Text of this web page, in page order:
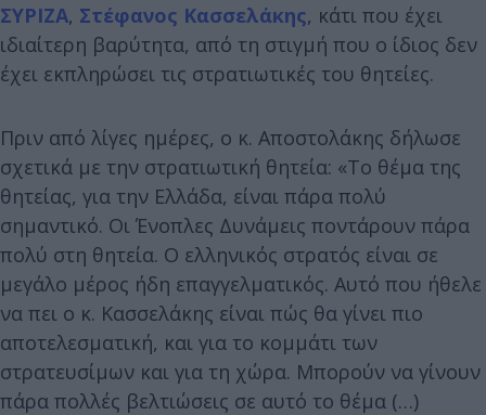
ΣΥΡΙΖΑ, Στέφανος Κασσελάκης, κάτι που έχει
ιδιαίτερη βαρύτητα, από τη στιγμή που ο ίδιος δεν
έχει εκπληρώσει τις στρατιωτικές του θητείες.
Πριν από λίγες ημέρες, ο κ. Αποστολάκης δήλωσε
σχετικά με την στρατιωτική θητεία: «Το θέμα της
θητείας, για την Ελλάδα, είναι πάρα πολύ
σημαντικό. Οι Ένοπλες Δυνάμεις ποντάρουν πάρα
πολύ στη θητεία. Ο ελληνικός στρατός είναι σε
μεγάλο μέρος ήδη επαγγελματικός. Αυτό που ήθελε
να πει ο κ. Κασσελάκης είναι πώς θα γίνει πιο
αποτελεσματική, και για το κομμάτι των
στρατευσίμων και για τη χώρα. Μπορούν να γίνουν
πάρα πολλές βελτιώσεις σε αυτό το θέμα (…)